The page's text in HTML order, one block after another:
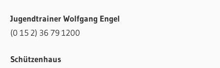
Jugendtrainer Wolfgang Engel
(0 15 2) 36 79 1200
Schützenhaus